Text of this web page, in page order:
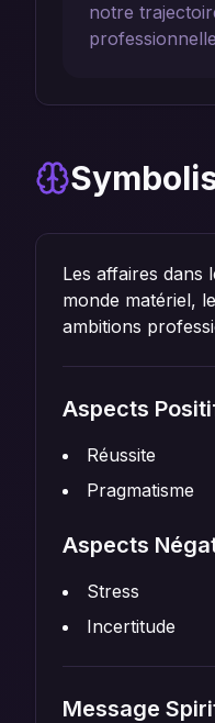
notre
Les affaires dans
monde matériel,
ambitions
Aspects
Réussite
Pragmatisme
Aspects
Stress
Incertitude
Message